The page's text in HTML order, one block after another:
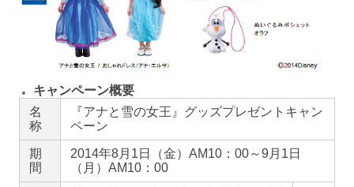
キャンペーン概要
名
称
『アナと雪の女王』グッズプレゼントキャン
ペーン
期
間
2014年8月1日（金）AM10：00～9月1日
（月）AM10：00